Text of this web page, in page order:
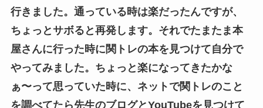
行きました。通っている時は楽だったんですが、
ちょっとサボると再発します。それでたまたま本
屋さんに行った時に関トレの本を見つけて自分で
やってみました。ちょっと楽になってきたかな
ぁ〜って思っていた時に、ネットで関トレのこと
を調べてたら先生のブログとYouTubeを見つけて